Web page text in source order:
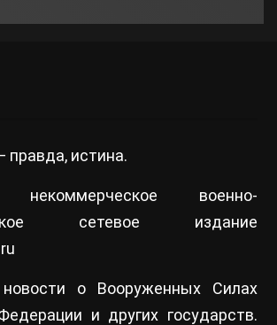
правда, истина.
некоммерческое военно-
сетевое издание
о Вооруженных Силах
и других государств.